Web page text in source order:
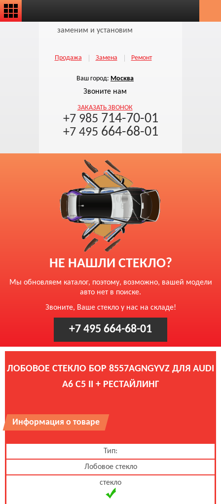
заменим и установим
Продажа Замена Ремонт
Ваш город: Москва
Звоните нам
ЗАКАЗАТЬ ЗВОНОК
+7 985 714-70-01
+7 495 664-68-01
НЕ НАШЛИ СТЕКЛО?
Мы обновляем каталог, поэтому, возможно, вашей модели
авто нет в поиске.
Звоните, Ваше стекло у нас на складе!
+7 495 664-68-01
ЛОБОВОЕ СТЕКЛО БОР 8557AGNGYVZ ДЛЯ AUDI
A6 C5 II + РЕСТАЙЛИНГ
Информация о товаре
Тип:
Лобовое стекло
стекло